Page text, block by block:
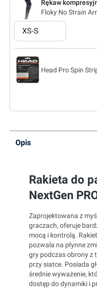
Rękaw
Floky No Strain
XS-S
Head Pro Spin
Opis
Rakieta do
NextGen
Zaprojektowana z
graczach, oferuje
mocą i kontrolą.
pozwala na płynne
gry podczas obrony z
przy siatce. Posiada
średnie wyważenie,
dostęp do dynamiki i